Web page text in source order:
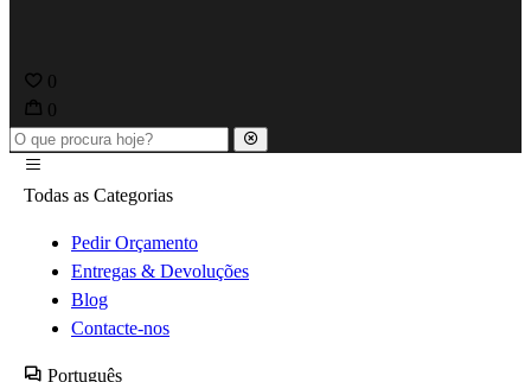
0
0
Todas as Categorias
Pedir Orçamento
Entregas & Devoluções
Blog
Contacte-nos
Português